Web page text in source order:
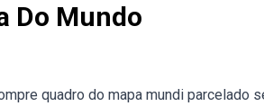
Do Mundo
quadro do mapa mundi